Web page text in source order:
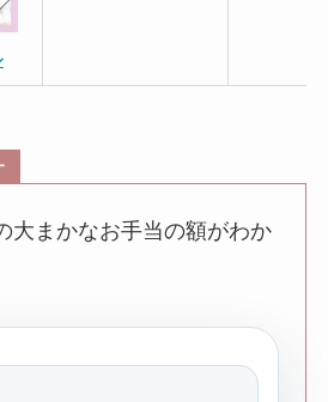
大まかなお手当の額がわか